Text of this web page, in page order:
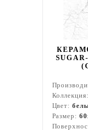
Коллекция:
Цвет:
Размер: